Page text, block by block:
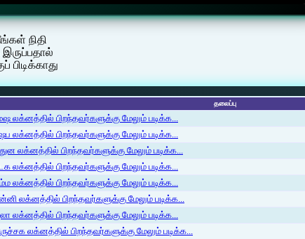
நிதி
தலைப்பு
லக்னத்தில் பிறந்தவர்களுக்கு மேலும் படிக்க...
லக்னத்தில் பிறந்தவர்களுக்கு மேலும் படிக்க...
லக்னத்தில் பிறந்தவர்களுக்கு மேலும் படிக்க...
லக்னத்தில் பிறந்தவர்களுக்கு மேலும் படிக்க...
லக்னத்தில் பிறந்தவர்களுக்கு மேலும் படிக்க...
லக்னத்தில் பிறந்தவர்களுக்கு மேலும் படிக்க...
லக்னத்தில் பிறந்தவர்களுக்கு மேலும் படிக்க...
லக்னத்தில் பிறந்தவர்களுக்கு மேலும் படிக்க...